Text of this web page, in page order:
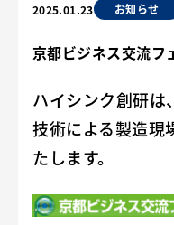
2025.01.23 お知らせ
京都ビジネス交流フ
ハイシンク創研は
技術による製造現
たします。